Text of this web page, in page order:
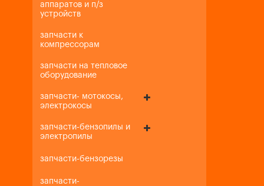
аппаратов и п/з
устройств
запчасти к
компрессорам
запчасти на тепловое
оборудование
запчасти- мотокосы,
электрокосы
запчасти-бензопилы и
электропилы
запчасти-бензорезы
запчасти-